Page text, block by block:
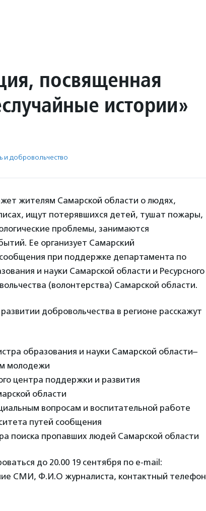
посвященная
истории»
и доброволь­чест­во
жителям Самарской области о людях,
ищут потерявшихся детей, тушат пожары,
проблемы, занимаются
Ее организует Самарский
при поддержке департамента по
и науки Самарской области и Ресурсного
(волонтерства) Самарской области.
добровольчества в регионе расскажут
образования и науки Самарской области–
молодежи
центра поддержки и развития
области
вопросам и воспитательной работе
путей сообщения
поиска пропавших людей Самарской области
до 20.00 19 сентября по e-mail:
СМИ, Ф.И.О журналиста, контактный телефон